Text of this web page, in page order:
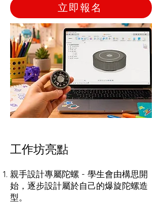
立即報名
工作坊亮點
親手設計專屬陀螺 - 學生會由構思開
始，逐步設計屬於自己的爆旋陀螺造
型。